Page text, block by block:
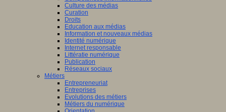
Culture des médias
Curation
Droits
Education aux médias
Information et nouveaux médias
Identité numérique
Internet responsable
Littératie numérique
Publication
Réseaux sociaux
Métiers
Entrepreneuriat
Entreprises
Evolutions des métiers
Métiers du numérique